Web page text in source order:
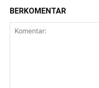
BERKOMENTAR